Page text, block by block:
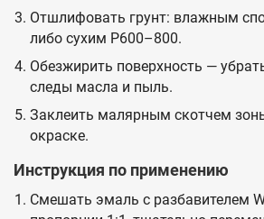
Отшлифовать грунт: влажным
либо сухим P600–800.
Обезжирить поверхность —
следы масла и пыль.
Заклеить малярным скотчем
окраске.
Инструкция по применению
Смешать эмаль с разбавителем